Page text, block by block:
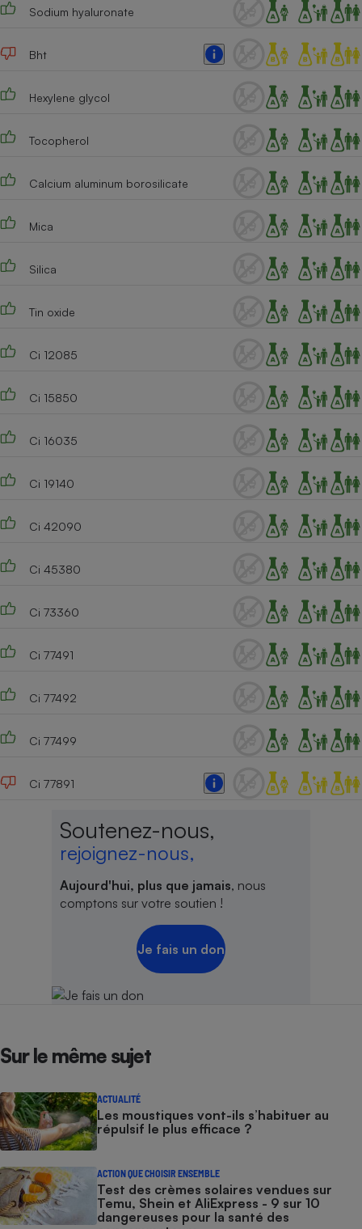
Sodium hyaluronate
Bht
Hexylene glycol
Tocopherol
Calcium aluminum borosilicate
Mica
Silica
Tin oxide
Ci 12085
Ci 15850
Ci 16035
Ci 19140
Ci 42090
Ci 45380
Ci 73360
Ci 77491
Ci 77492
Ci 77499
Ci 77891
Soutenez-nous,
rejoignez-nous,
Aujourd'hui, plus que jamais, nous
comptons sur votre soutien !
Je fais un don
Sur le même sujet
ACTUALITÉ
Les moustiques vont-ils s’habituer au
répulsif le plus efficace ?
ACTION QUE CHOISIR ENSEMBLE
Test des crèmes solaires vendues sur
Temu, Shein et AliExpress - 9 sur 10
dangereuses pour la santé des